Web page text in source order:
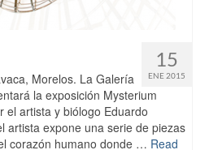
15
ENE 2015
Morelos. La Galería
la exposición Mysterium
el artista y biólogo Eduardo
artista expone una serie de piezas
corazón humano donde … Read